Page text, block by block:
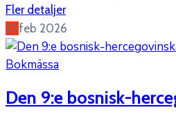
Fler detaljer
21 feb 2026
Bokmässa
Den 9:e bosnisk-